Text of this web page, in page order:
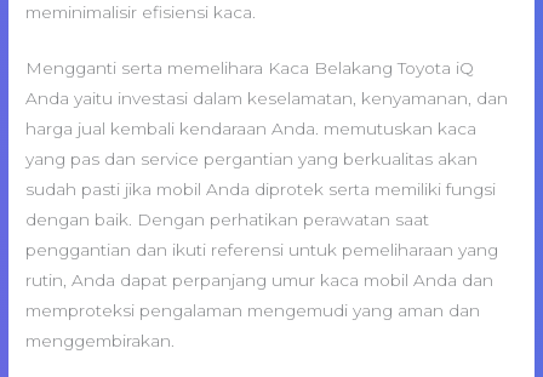
meminimalisir efisiensi kaca.
Mengganti serta memelihara Kaca Belakang Toyota iQ
Anda yaitu investasi dalam keselamatan, kenyamanan, dan
harga jual kembali kendaraan Anda. memutuskan kaca
yang pas dan service pergantian yang berkualitas akan
sudah pasti jika mobil Anda diprotek serta memiliki fungsi
dengan baik. Dengan perhatikan perawatan saat
penggantian dan ikuti referensi untuk pemeliharaan yang
rutin, Anda dapat perpanjang umur kaca mobil Anda dan
memproteksi pengalaman mengemudi yang aman dan
menggembirakan.